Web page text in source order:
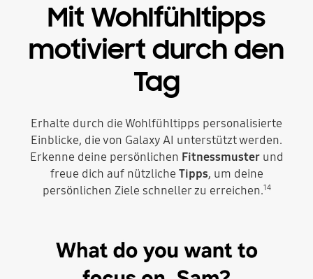
Mit Wohlfühltipps
motiviert durch den
Tag
Erhalte durch die Wohlfühltipps personalisierte
Einblicke, die von Galaxy AI unterstützt werden.
Erkenne deine persönlichen Fitnessmusterund
freue dich auf nützliche Tipps, um deine
persönlichen Ziele schneller zu erreichen.14